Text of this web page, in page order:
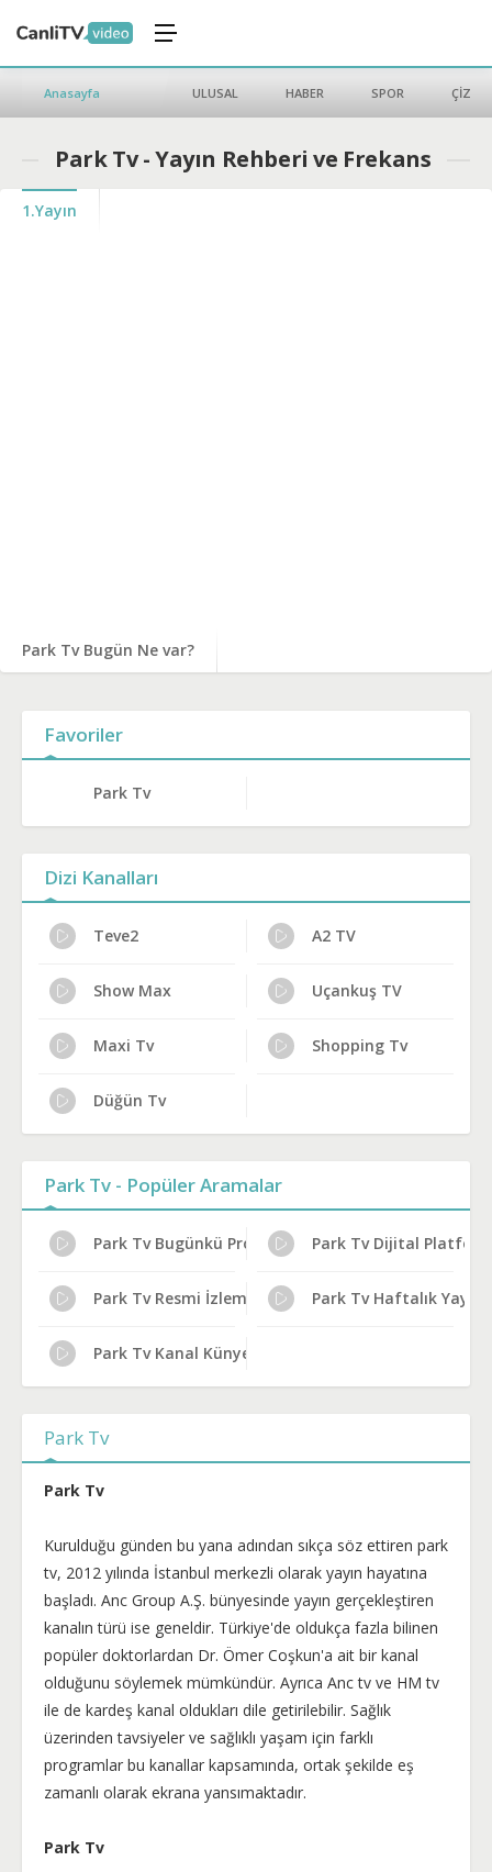
Anasayfa ULUSAL HABER SPOR ÇİZGİ
Park Tv - Yayın Rehberi ve Frekans
1.Yayın
Park Tv Bugün Ne var?
Favoriler
Park Tv
Dizi Kanalları
Teve2 A2 TV
Show Max Uçankuş TV
Maxi Tv Shopping Tv
Düğün Tv
Park Tv - Popüler Aramalar
Park Tv Bugünkü ProgramlarPark Tv Dijital
Park Tv Resmi İzleme Yolları Park Tv Haftalık Yayın
Park Tv Kanal Künyesi
Park Tv
Park Tv
Kurulduğu günden bu yana adından sıkça söz ettiren park
tv, 2012 yılında İstanbul merkezli olarak yayın hayatına
başladı. Anc Group A.Ş. bünyesinde yayın gerçekleştiren
kanalın türü ise geneldir. Türkiye'de oldukça fazla bilinen
popüler doktorlardan Dr. Ömer Coşkun'a ait bir kanal
olduğunu söylemek mümkündür. Ayrıca Anc tv ve HM tv
ile de kardeş kanal oldukları dile getirilebilir. Sağlık
üzerinden tavsiyeler ve sağlıklı yaşam için farklı
programlar bu kanallar kapsamında, ortak şekilde eş
zamanlı olarak ekrana yansımaktadır.
Park Tv